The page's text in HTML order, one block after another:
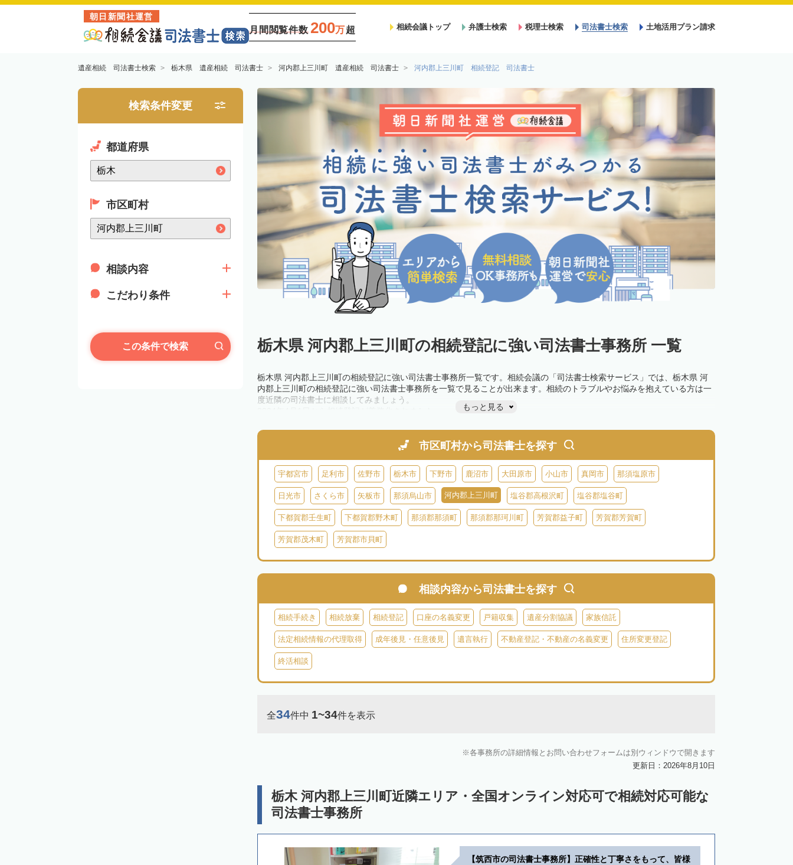
朝日新聞社運営
月間閲覧件数 200万超 相続会議トップ 弁護士検索 税理士検索 司法書士検索 土地活用プラン請求
遺産相続 司法書士検索 栃木県 遺産相続 司法書士 河内郡上三川町 遺産相続 司法書士 河内郡上三川町 相続登記 司法書士
検索条件変更
都道府県
市区町村
相談内容
こだわり条件
この条件で検索 栃木県 河内郡上三川町の相続登記に強い司法書士事務所 一覧
栃木県 河内郡上三川町の相続登記に強い司法書士事務所一覧です。相続会議の「司法書士検索サービス」では、栃木県 河
内郡上三川町の相続登記に強い司法書士事務所を一覧で見ることが出来ます。相続のトラブルやお悩みを抱えている方は一
度近隣の司法書士に相談してみましょう。
きが必要です。義務化前の相続も対象となるため注意しましょう。
相続登記は法律で定められており、司法書士に依頼すれば手間を省けます。その他の相続手続きも任せることが可能です。
制度の活用を検討しましょう。司法書士への相談も可能です。
もっと見る
市区町村から司法書士を探す
宇都宮市 足利市 佐野市 栃木市 下野市 鹿沼市 大田原市 小山市 真岡市 那須塩原市
日光市 さくら市 矢板市 那須烏山市 河内郡上三川町 塩谷郡高根沢町 塩谷郡塩谷町
下都賀郡壬生町 下都賀郡野木町 那須郡那須町 那須郡那珂川町 芳賀郡益子町 芳賀郡芳賀町
芳賀郡茂木町 芳賀郡市貝町
相談内容から司法書士を探す
相続手続き 相続放棄 相続登記 口座の名義変更 戸籍収集 遺産分割協議 家族信託
法定相続情報の代理取得 成年後見・任意後見 遺言執行 不動産登記・不動産の名義変更 住所変更登記
終活相談
全34件中 1~34件を表示
各事務所の詳細情報とお問い合わせフォームは別ウィンドウで開きます
更新日：2026年8月10日
栃木 河内郡上三川町近隣エリア・全国オンライン対応可で相続対応可能な
司法書士事務所
【筑西市の司法書士事務所】正確性と丁寧さをもって、皆様